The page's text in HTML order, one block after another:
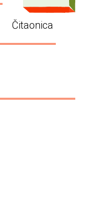
Čitaonica